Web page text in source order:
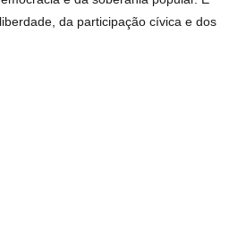
da participação cívica e dos